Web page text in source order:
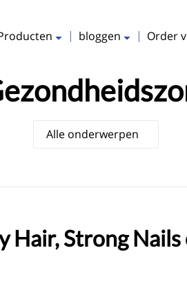
uitbreiden
bloggen uitbreiden
Order
Strong Nails